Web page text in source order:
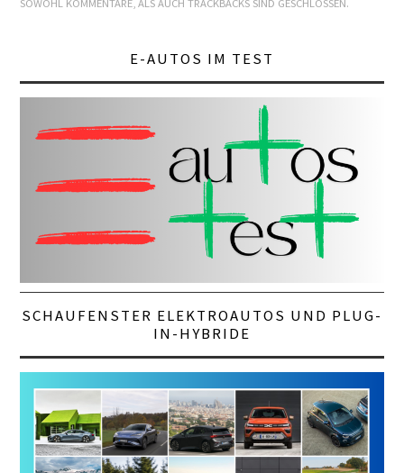
SOWOHL KOMMENTARE, ALS AUCH TRACKBACKS SIND GESCHLOSSEN.
E-AUTOS IM TEST
SCHAUFENSTER ELEKTROAUTOS UND PLUG-
IN-HYBRIDE